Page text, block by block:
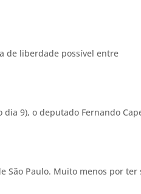
de liberdade possível entre
9), o deputado Fernando
São Paulo. Muito menos por ter